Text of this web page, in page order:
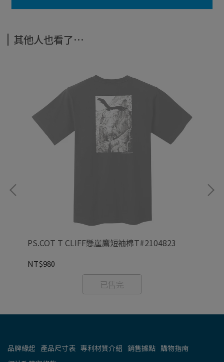
其他人也看了⋯
PS.COT T CLIFF懸崖鷹短袖棉T#2104823
NT$980
已售完
品牌緣起 產品尺寸表 專利材質介紹 銷售據點 購物指南